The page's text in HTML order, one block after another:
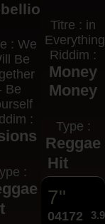
: We
Be
Be
:
:
Titre : in
Everything
Riddim :
Money
Money
Type :
Reggae
Hit
7"
04172